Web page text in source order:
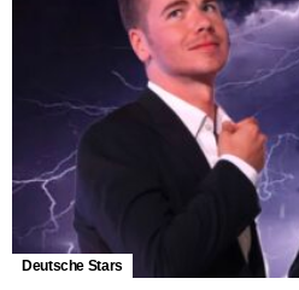
Deutsche Stars